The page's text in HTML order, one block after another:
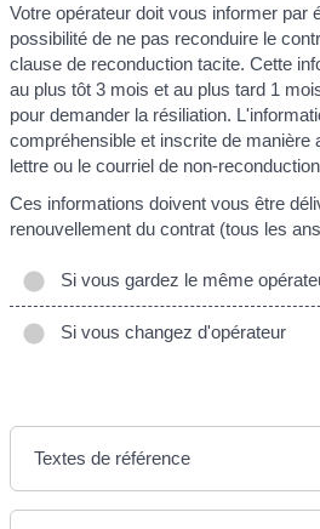
Votre opérateur doit vous informer par
possibilité de ne pas reconduire le
clause de reconduction tacite. Cette
au plus tôt 3 mois et au plus tard 1
pour demander la résiliation.
compréhensible et inscrite de manière
lettre ou le courriel de non-
Ces informations doivent vous être
renouvellement du contrat (tous les
Si vous gardez le même
Si vous changez d'opérateur
Textes de référence